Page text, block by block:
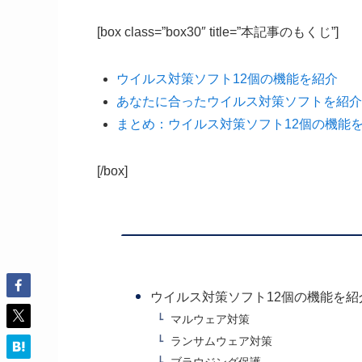
[box class=”box30″ title=”本記事のもくじ”]
ウイルス対策ソフト12個の機能を紹介
あなたに合ったウイルス対策ソフトを紹介
まとめ：ウイルス対策ソフト12個の機能
[/box]
ウイルス対策ソフト12個の機能を紹
マルウェア対策
ランサムウェア対策